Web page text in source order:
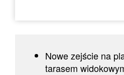
Nowe zejście na
tarasem